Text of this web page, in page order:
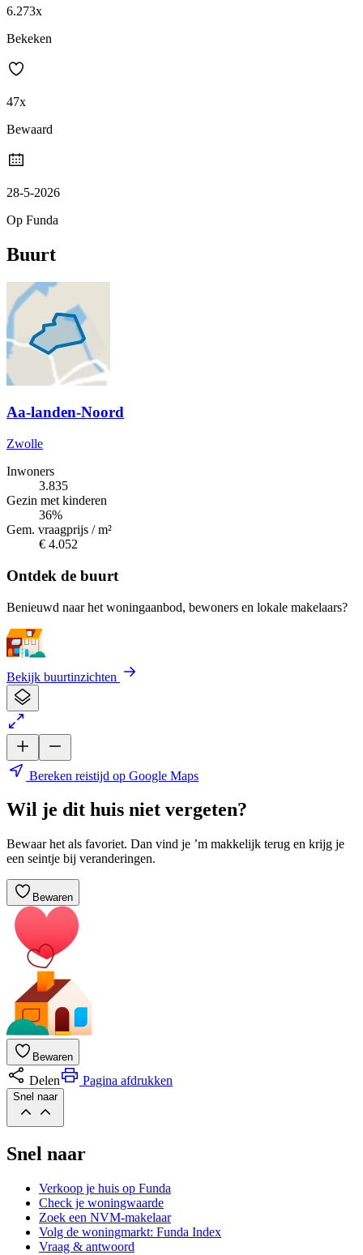
6.273x
Bekeken
47x
Bewaard
28-5-2026
Op Funda
Buurt
Aa-landen-Noord
Zwolle
Inwoners
3.835
Gezin met kinderen
36%
Gem. vraagprijs / m²
€ 4.052
Ontdek de buurt
Benieuwd naar het woningaanbod, bewoners en lokale makelaars?
Bekijk buurtinzichten
Bereken reistijd op Google Maps
Wil je dit huis niet vergeten?
Bewaar het als favoriet. Dan vind je ’m makkelijk terug en krijg je
een seintje bij veranderingen.
Bewaren
Bewaren
Delen Pagina afdrukken
Snel naar
Snel naar
Verkoop je huis op Funda
Check je woningwaarde
Zoek een NVM-makelaar
Volg de woningmarkt: Funda Index
Vraag & antwoord